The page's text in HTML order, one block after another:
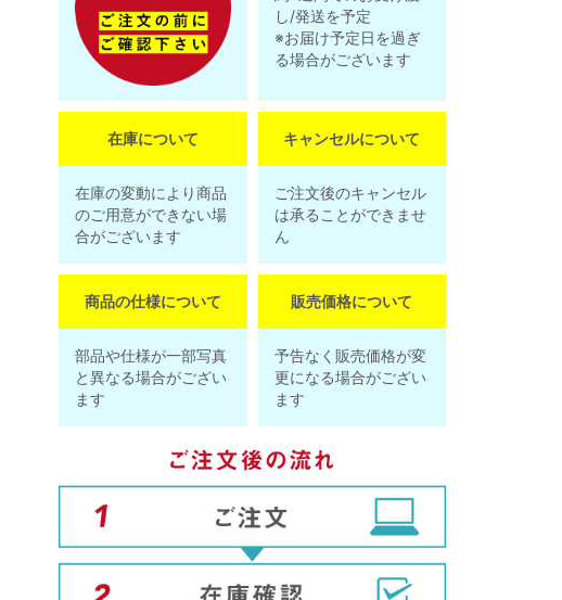
し/発送を予定
※お届け予定日を過ぎ
る場合がございます
在庫について
在庫の変動により商品
のご用意ができない場
合がございます
キャンセルについて
ご注文後のキャンセル
は承ることができませ
ん
商品の仕様について
部品や仕様が一部写真
と異なる場合がござい
ます
販売価格について
予告なく販売価格が変
更になる場合がござい
ます